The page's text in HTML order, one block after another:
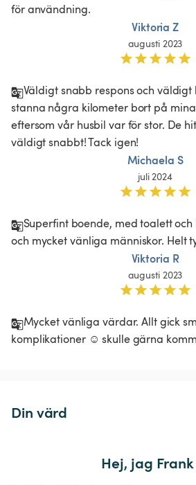
för användning.
Viktoria Z
augusti 2023
Väldigt snabb respons och väldigt
stanna några kilometer bort på
eftersom vår husbil var för stor. De
väldigt snabbt! Tack igen!
Michaela S
juli 2024
Superfint boende, med toalett
Viktoria R
augusti 2023
Mycket vänliga värdar. Allt gick
komplikationer ☺️ skulle gärna
Din värd
Hej, jag Frank